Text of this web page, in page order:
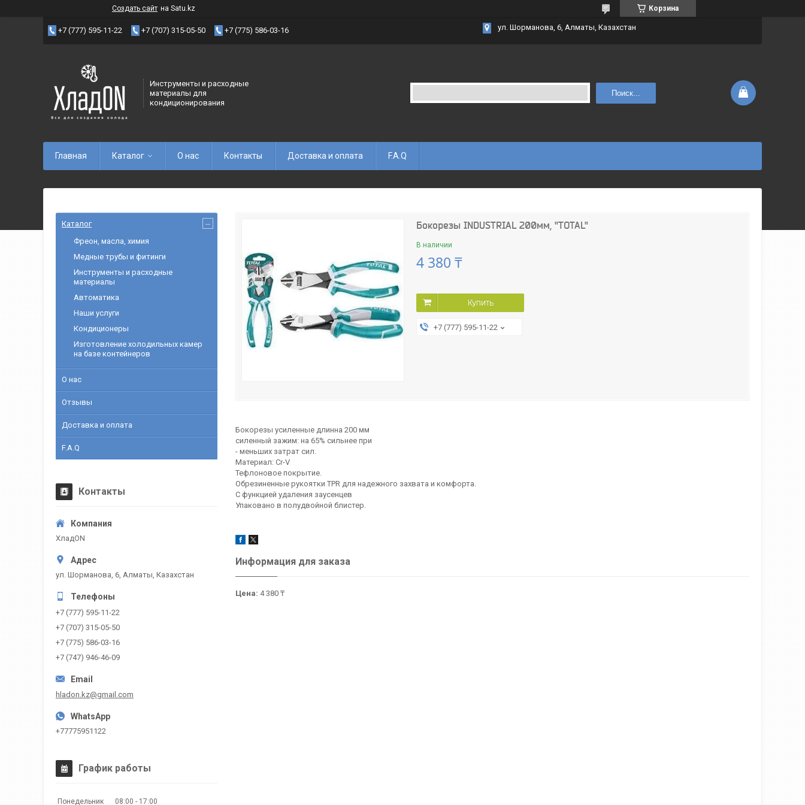
Создать сайт на Satu.kz Корзина
+7 (777) 595-11-22 +7 (707) 315-05-50 +7 (775) 586-03-16 ул. Шорманова, 6, Алматы, Казахстан
Инструменты и расходные
материалы для
кондиционирования
Поиск...
Главная Каталог О нас Контакты Доставка и оплата F.A.Q
Бокорезы INDUSTRIAL 200мм, "ТОТАL"
В наличии
4 380 ₸
Купить
+7 (777) 595-11-22
Бокорезы усиленные длинна 200 мм
силенный зажим: на 65% сильнее при
- меньших затрат сил.
Материал: Cr-V
Тефлоновое покрытие.
Обрезиненные рукоятки TPR для надежного захвата и комфорта.
С функцией удаления заусенцев
Упаковано в полудвойной блистер.
Информация для заказа
Цена: 4 380 ₸
Каталог
Фреон, масла, химия
Медные трубы и фитинги
Инструменты и расходные
материалы
Автоматика
Наши услуги
Кондиционеры
Изготовление холодильных камер
на базе контейнеров
О нас
Отзывы
Доставка и оплата
F.A.Q
Контакты
ХладON
ул. Шорманова, 6, Алматы, Казахстан
+7 (777) 595-11-22
+7 (707) 315-05-50
+7 (775) 586-03-16
+7 (747) 946-46-09
hladon.kz@gmail.com
+77775951122
График работы
Понедельник 08:00 17:00